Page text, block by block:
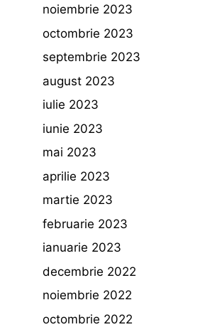
noiembrie 2023
octombrie 2023
septembrie 2023
august 2023
iulie 2023
iunie 2023
mai 2023
aprilie 2023
martie 2023
februarie 2023
ianuarie 2023
decembrie 2022
noiembrie 2022
octombrie 2022